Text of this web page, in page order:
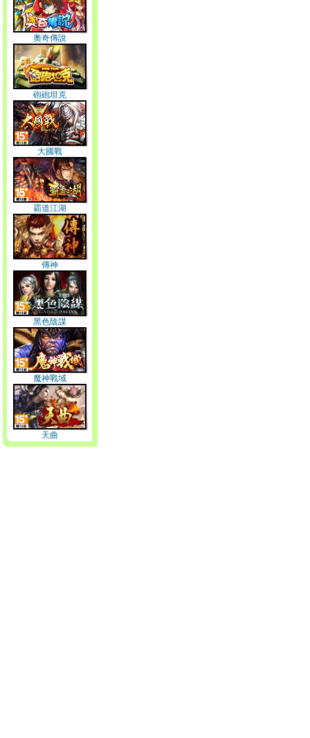
奧奇傳說
砲砲坦克
大國戰
霸道江湖
傳神
黑色陰謀
魔神戰域
天曲